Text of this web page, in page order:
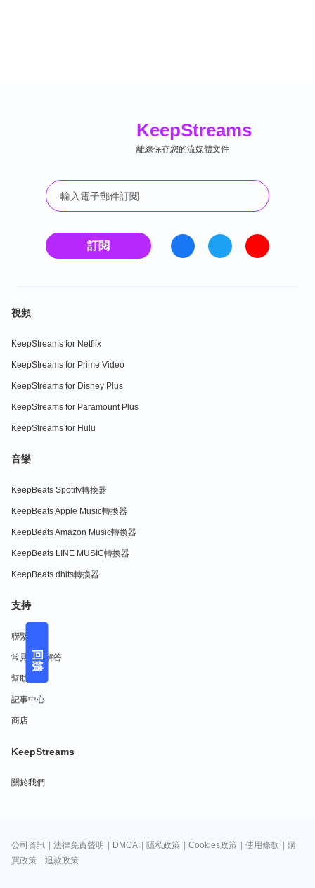
回饋
KeepStreams
離線保存您的流媒體文件
訂閱
視頻
KeepStreams for Netflix
KeepStreams for Prime Video
KeepStreams for Disney Plus
KeepStreams for Paramount Plus
KeepStreams for Hulu
音樂
KeepBeats Spotify轉換器
KeepBeats Apple Music轉換器
KeepBeats Amazon Music轉換器
KeepBeats LINE MUSIC轉換器
KeepBeats dhits轉換器
支持
聯繫我們
常見問題解答
幫助中心
記事中心
商店
KeepStreams
關於我們
公司資訊 法律免責聲明 DMCA 隱私政策 Cookies政策 使用條款
購
買政策
退款政策